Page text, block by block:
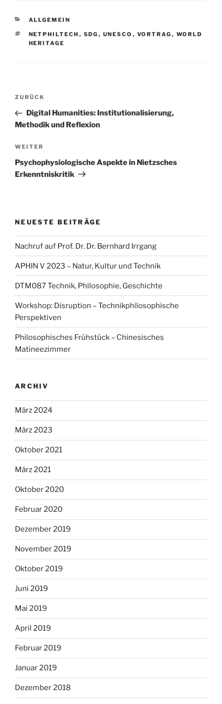
KATEGORIEN
ALLGEMEIN
SCHLAGWÖRTER
NETPHILTECH , SDG , UNESCO , VORTRAG , WORLD
HERITAGE
Beitragsnavigation
Vorheriger
Beitrag
ZURÜCK
Digital Humanities: Institutionalisierung,
Methodik und Reflexion
Nächster
Beitrag
WEITER
Psychophysiologische Aspekte in Nietzsches
Erkenntniskritik
NEUESTE BEITRÄGE
Nachruf auf Prof. Dr. Dr. Bernhard Irrgang
APHIN V 2023 – Natur, Kultur und Technik
DTM087 Technik, Philosophie, Geschichte
Workshop: Disruption – Technikphilosophische
Perspektiven
Philosophisches Frühstück – Chinesisches
Matineezimmer
ARCHIV
März 2024
März 2023
Oktober 2021
März 2021
Oktober 2020
Februar 2020
Dezember 2019
November 2019
Oktober 2019
Juni 2019
Mai 2019
April 2019
Februar 2019
Januar 2019
Dezember 2018